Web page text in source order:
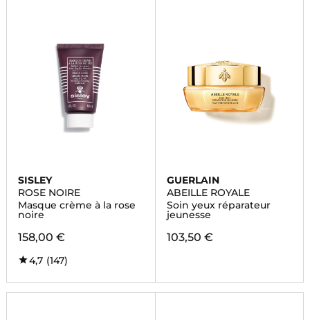
SISLEY
ROSE NOIRE
Masque crème à la rose
noire
158,00 €
4,7 (147)
GUERLAIN
ABEILLE ROYALE
Soin yeux réparateur
jeunesse
103,50 €